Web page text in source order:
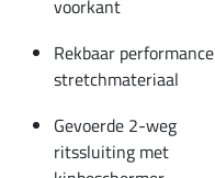
voorkant
Rekbaar performance
stretchmateriaal
Gevoerde 2-weg
ritssluiting met